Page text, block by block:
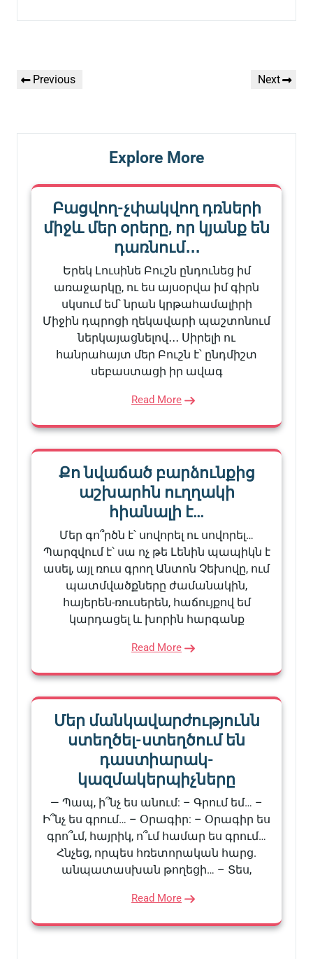
նավարկումը
Previous
Previous
Next
Next
Explore More
Բացվող-չփակվող դռների
միջև մեր օրերը, որ կյանք են
դառնում․․․
Երեկ Լուսինե Բուշն ընդունեց իմ
առաջարկը, ու ես այսօրվա իմ գիրն
սկսում եմ՝ նրան կրթահամալիրի
Միջին դպրոցի ղեկավարի պաշտոնում
ներկայացնելով․․․ Սիրելի ու
հանրահայտ մեր Բուշն է՝ ընդմիշտ
սեբաստացի իր ավագ
Read More
Քո նվաճած բարձունքից
աշխարհն ուղղակի
հիանալի է…
Մեր գո՞րծն է՝ սովորել ու սովորել…
Պարզվում է՝ սա ոչ թե Լենին պապիկն է
ասել, այլ ռուս գրող Անտոն Չեխովը, ում
պատմվածքները ժամանակին,
հայերեն-ռուսերեն, հաճույքով եմ
կարդացել և խորին հարգանք
Read More
Մեր մանկավարժությունն
ստեղծել-ստեղծում են
դաստիարակ-
կազմակերպիչները
— Պապ, ի՞նչ ես անում: – Գրում եմ… –
Ի՞նչ ես գրում… – Օրագիր: – Օրագիր ես
գրո՞ւմ, հայրիկ, ո՞ւմ համար ես գրում…
Հնչեց, որպես հռետորական հարց.
անպատասխան թողեցի… – Տես,
Read More